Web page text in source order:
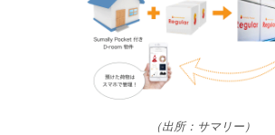
（出所：サマリー）